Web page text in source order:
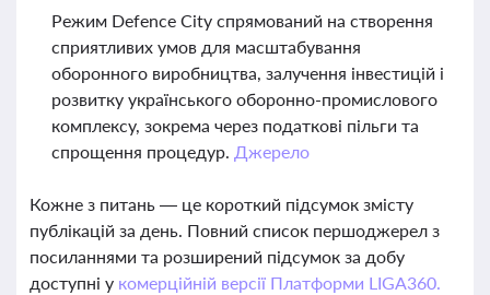
Режим Defence City спрямований на створення
сприятливих умов для масштабування
оборонного виробництва, залучення інвестицій і
розвитку українського оборонно-промислового
комплексу, зокрема через податкові пільги та
спрощення процедур. Джерело
Кожне з питань — це короткий підсумок змісту
публікацій за день. Повний список першоджерел з
посиланнями та розширений підсумок за добу
доступні у комерційній версії Платформи LIGA360.